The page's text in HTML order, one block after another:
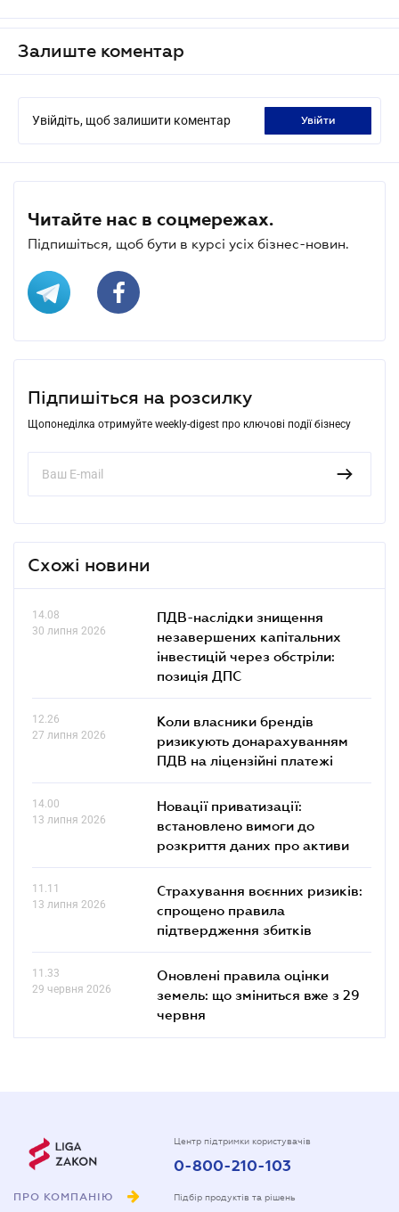
Залиште коментар
Увійдіть, щоб залишити коментар увійти
Читайте нас в соцмережах.
Підпишіться, щоб бути в курсі усіх бізнес-новин.
Підпишіться на розсилку
Щопонеділка отримуйте weekly-digest про ключові події бізнесу
Схожі новини
14.08
30 липня 2026
ПДВ-наслідки знищення
незавершених капітальних
інвестицій через обстріли:
позиція ДПС
12.26
27 липня 2026
Коли власники брендів
ризикують донарахуванням
ПДВ на ліцензійні платежі
14.00
13 липня 2026
Новації приватизації:
встановлено вимоги до
розкриття даних про активи
11.11
13 липня 2026
Страхування воєнних ризиків:
спрощено правила
підтвердження збитків
11.33
29 червня 2026
Оновлені правила оцінки
земель: що зміниться вже з 29
червня
ПРО КОМПАНІЮ
Центр підтримки користувачів
0-800-210-103
Підбір продуктів та рішень